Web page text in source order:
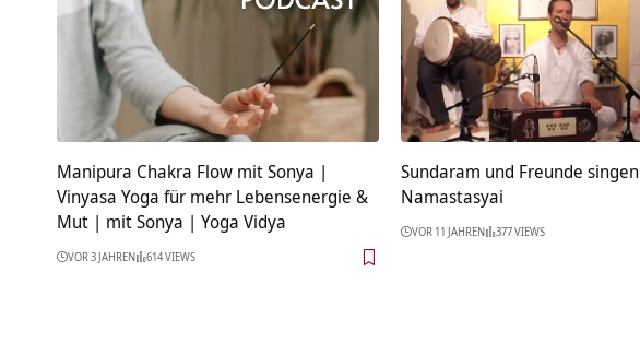
Manipura Chakra Flow mit Sonya |
Vinyasa Yoga für mehr Lebensenergie &
Mut | mit Sonya | Yoga Vidya
VOR 3 JAHREN 614 VIEWS
Sundaram und Freunde singen
Namastasyai
VOR 11 JAHREN 377 VIEWS